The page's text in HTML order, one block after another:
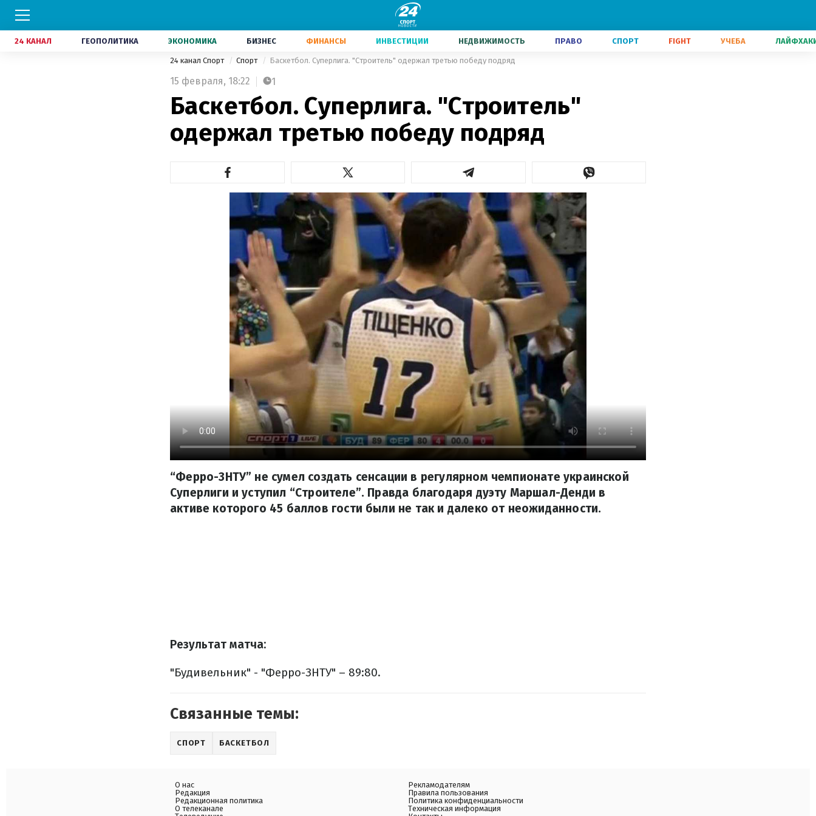
24 КАНАЛ ГЕОПОЛИТИКА ЭКОНОМИКА БИЗНЕС ФИНАНСЫ ИНВЕСТИЦИИ НЕДВИЖИМОСТЬ ПРАВО СПОРТ FIGHT УЧЕБА
24 канал Спорт Спорт Баскетбол. Суперлига. "Строитель" одержал третью победу подряд
15 февраля, 18:22 1
Баскетбол. Суперлига. "Строитель"
одержал третью победу подряд
“Ферро-ЗНТУ” не сумел создать сенсации в регулярном чемпионате украинской
Суперлиги и уступил “Строителе”. Правда благодаря дуэту Маршал-Денди в
активе которого 45 баллов гости были не так и далеко от неожиданности.
Результат матча:
"Будивельник" - "Ферро-ЗНТУ" – 89:80.
Связанные темы:
СПОРТ БАСКЕТБОЛ
О нас
Редакция
Редакционная политика
О телеканале
Рекламодателям
Правила пользования
Политика конфиденциальности
Техническая информация